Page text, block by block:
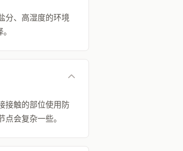
分、高湿度的环境
接触的部位使用防
会复杂一些。